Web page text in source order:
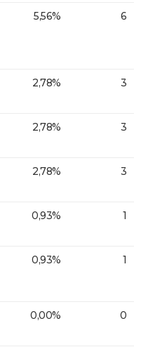
5,56% 6
2,78% 3
2,78% 3
2,78% 3
0,93% 1
0,93% 1
0,00% 0